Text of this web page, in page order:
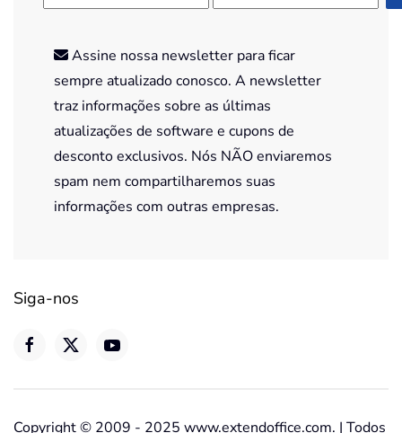
Assine nossa newsletter para ficar
sempre atualizado conosco. A newsletter
traz informações sobre as últimas
atualizações de software e cupons de
desconto exclusivos. Nós NÃO enviaremos
spam nem compartilharemos suas
informações com outras empresas.
Siga-nos
Copyright © 2009 - 2025 www.extendoffice.com. | Todos